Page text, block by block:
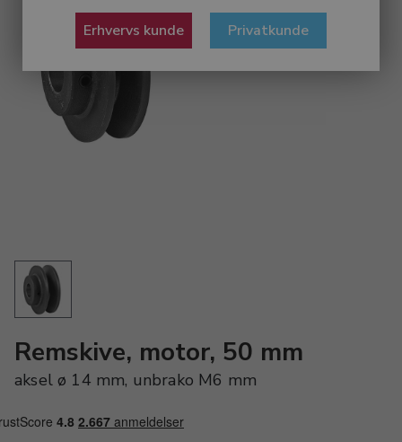
Erhvervs kunde Privatkunde
Remskive, motor, 50 mm
aksel ø 14 mm, unbrako M6 mm